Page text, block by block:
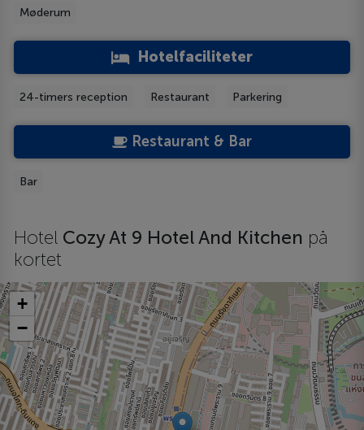
Møderum
Hotelfaciliteter
24-timers reception Restaurant Parkering
Restaurant & Bar
Bar
Hotel Cozy At 9 Hotel And Kitchen på
kortet
+
−